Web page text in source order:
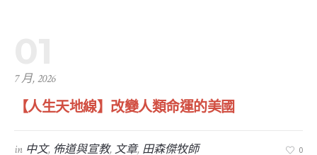
7 月, 2026
【人生天地線】改變人類命運的美國
in 中文, 佈道與宣教,文章, 田森傑牧師 0